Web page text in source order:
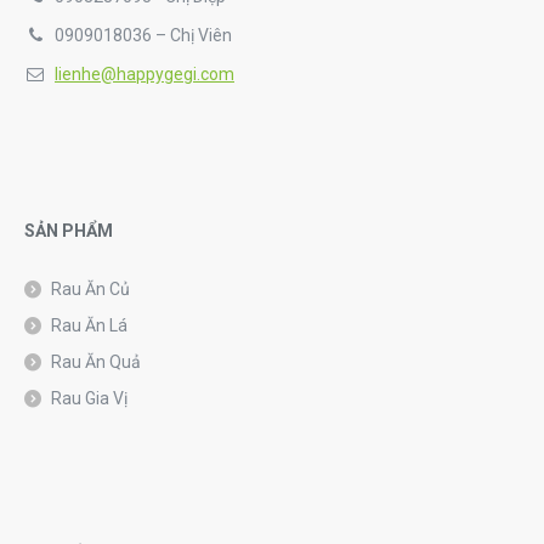
0909018036 – Chị Viên
lienhe@happygegi.com
SẢN PHẨM
Rau Ăn Củ
Rau Ăn Lá
Rau Ăn Quả
Rau Gia Vị